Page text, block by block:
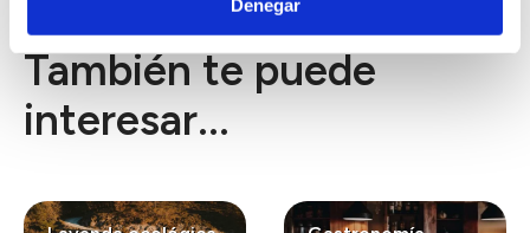
Denegar
También te puede
interesar...